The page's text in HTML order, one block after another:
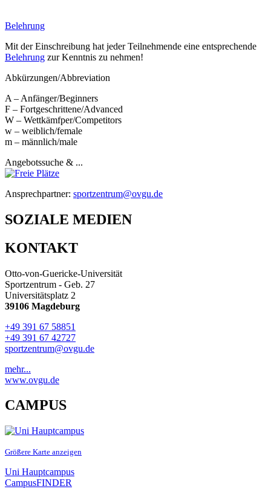
Belehrung
Mit der Einschreibung hat jeder Teilnehmende eine entsprechende
Belehrung zur Kenntnis zu nehmen!
Abkürzungen/Abbreviation
A – Anfänger/Beginners
F – Fortgeschrittene/Advanced
W – Wettkämfper/Competitors
w – weiblich/female
m – männlich/male
Angebotssuche & ...
Ansprechpartner: sportzentrum@ovgu.de
SOZIALE MEDIEN
KONTAKT
Otto-von-Guericke-Universität
Sportzentrum - Geb. 27
Universitätsplatz 2
39106 Magdeburg
+49 391 67 58851
+49 391 67 42727
sportzentrum@ovgu.de
mehr...
www.ovgu.de
CAMPUS
Größere Karte anzeigen
Uni Hauptcampus
CampusFINDER